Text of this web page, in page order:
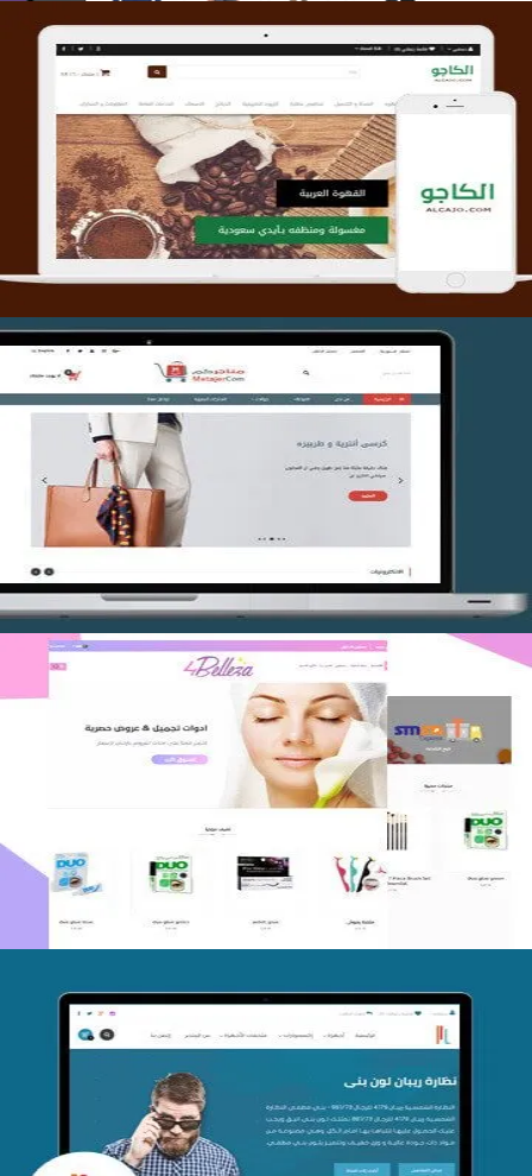
تصميم متجر الكاجو
التفاصيل
تصميم متجر متاجركم
اعادة تصميم متجر فوربليزا
التفاصيل
تصميم متجر اي كير
التفاصيل